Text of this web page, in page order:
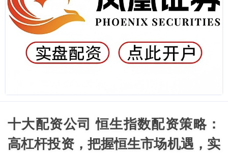
十大配资公司 恒生指数配资策略：
高杠杆投资，把握恒生市场机遇，实